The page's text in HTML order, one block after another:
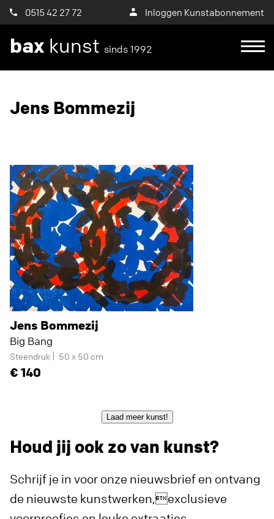
0515 42 27 72 Inloggen Kunstabonnement
bax kunst sinds 1992
Jens Bommezij
Jens Bommezij
Big Bang
Steendruk 50 x 50 cm
140
Laad meer kunst!
Houd jij ook zo van kunst?
Schrijf je in voor onze nieuwsbrief en ontvang
de nieuwste kunstwerken,exclusieve